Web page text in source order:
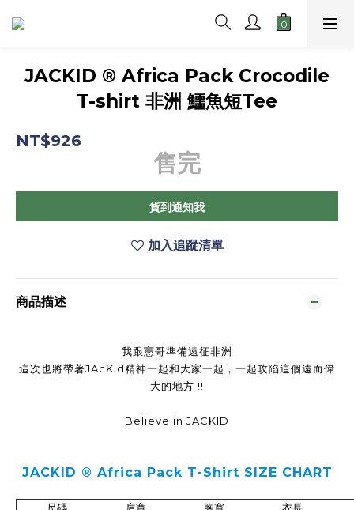
JACKID ® Africa Pack Crocodile
T-shirt 非洲 鱷魚短Tee
NT$926
售完
貨到通知我
加入追蹤清單
商品描述
我跟憲哥準備遠征非洲
這次也將帶著JAcKid精神一起和大家一起，一起攻陷這個遠而偉
大的地方 !!
Believe in JACKID
JACKID ® Africa Pack T-Shirt SIZE CHART